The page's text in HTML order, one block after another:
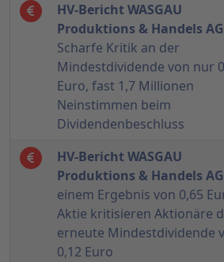
HV-Bericht WASGAU
Produktions & Handels AG
Scharfe Kritik an der
Mindestdividende von nur
Euro, fast 1,7 Millionen
Neinstimmen beim
Dividendenbeschluss
HV-Bericht WASGAU
Produktions & Handels AG
einem Ergebnis von 0,65
Aktie kritisieren Aktionäre
erneute Mindestdividende
0,12 Euro